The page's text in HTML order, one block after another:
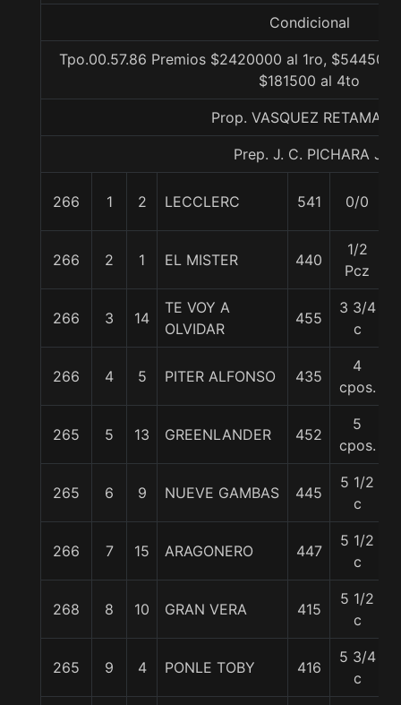
Condicional
Tpo.00.57.86 Premios $2420000 al 1ro,
$181500 al 4to
Prop. VASQUEZ
Prep. J. C. PICHARA J.
266 1 2 LECCLERC 541 0/0
266 2 1 EL MISTER 440
1/2
Pcz
266 3 14
TE VOY A
OLVIDAR
455
3 3/4
c
266 4 5 PITER ALFONSO 435
4
cpos.
265 5 13 GREENLANDER 452
5
cpos.
265 6 9 NUEVE GAMBAS 445
5 1/2
c
266 7 15 ARAGONERO 447
5 1/2
c
268 8 10 GRAN VERA 415
5 1/2
c
265 9 4 PONLE TOBY 416
5 3/4
c